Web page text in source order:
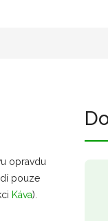
opravdu
pouze
Káva).